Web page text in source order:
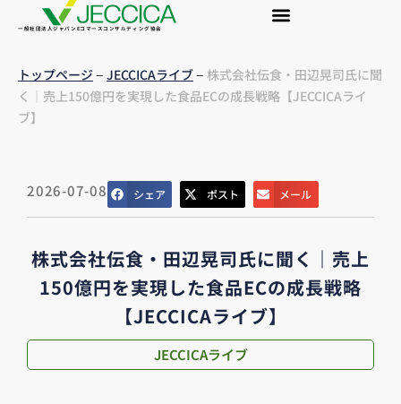
一般社団法人ジャパンEコマースコンサルティング協会
トップページ– JECCICAライブ– 株式会社伝食・田辺晃司氏に聞
く｜売上150億円を実現した食品ECの成長戦略【JECCICAライ
ブ】
2026-07-08 シェア ポスト メール
株式会社伝食・田辺晃司氏に聞く｜売上
150億円を実現した食品ECの成長戦略
【JECCICAライブ】
JECCICAライブ